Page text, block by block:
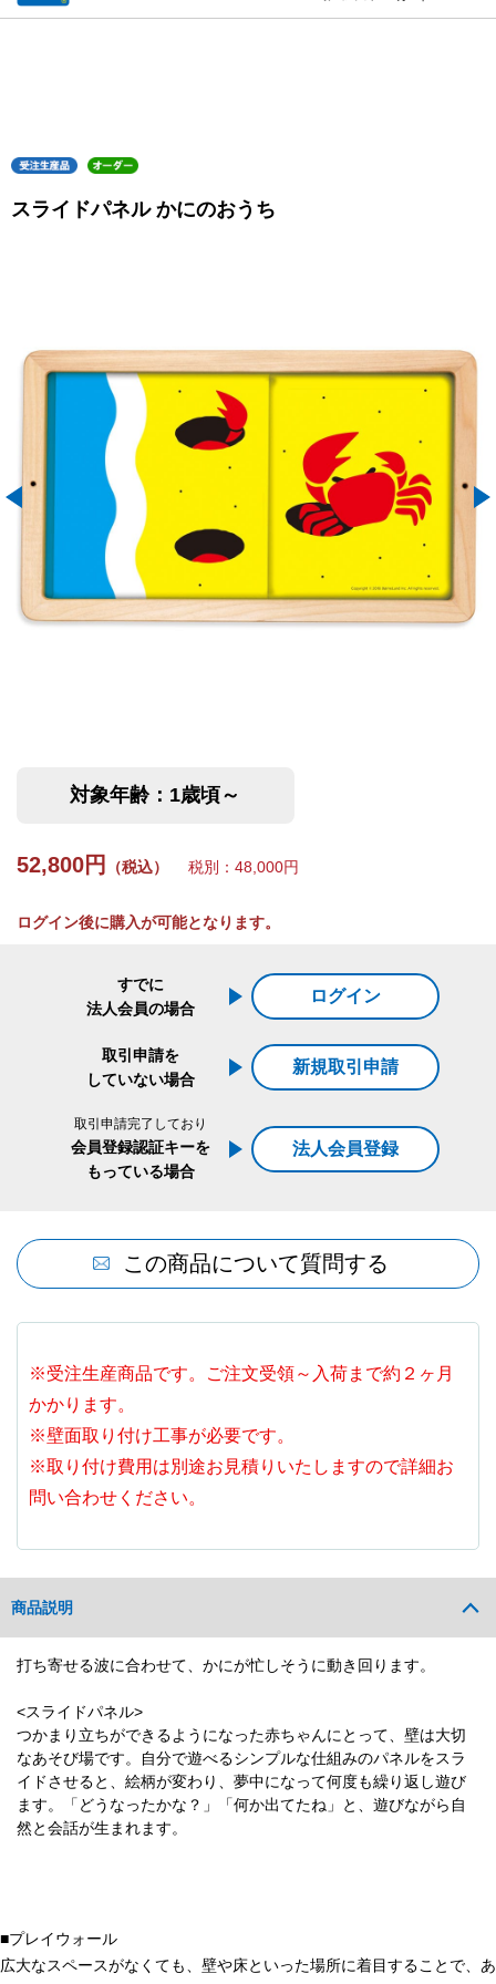
スライドパネル かにのおうち
対象年齢：1歳頃～
52,800円 （税込） 税別：48,000円
ログイン後に購入が可能となります。
すでに
法人会員の場合
ログイン
取引申請を
していない場合
新規取引申請
取引申請完了しており
会員登録認証キーを
もっている場合
法人会員登録
この商品について質問する
※受注生産商品です。ご注文受領～入荷まで約２ヶ月
かかります。
※壁面取り付け工事が必要です。
※取り付け費用は別途お見積りいたしますので詳細お
問い合わせください。
商品説明
打ち寄せる波に合わせて、かにが忙しそうに動き回ります。
<スライドパネル>
つかまり立ちができるようになった赤ちゃんにとって、壁は大切
なあそび場です。自分で遊べるシンプルな仕組みのパネルをスラ
イドさせると、絵柄が変わり、夢中になって何度も繰り返し遊び
ます。「どうなったかな？」「何か出てたね」と、遊びながら自
然と会話が生まれます。
■プレイウォール
広大なスペースがなくても、壁や床といった場所に着目することで、あ